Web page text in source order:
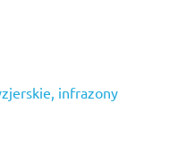
infrazony